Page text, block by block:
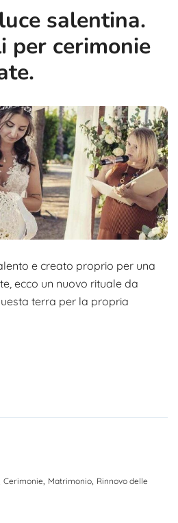
salentina.
per cerimonie
e creato proprio per una
ecco un nuovo rituale da
terra per la propria
Cerimonie, Matrimonio, Rinnovo delle